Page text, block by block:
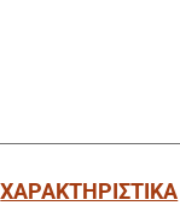
ΧΑΡΑΚΤΗΡΙΣΤΙΚΑ